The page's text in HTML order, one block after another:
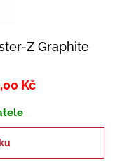
Z Graphite
Kč